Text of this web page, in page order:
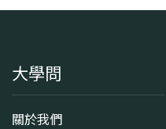
大學問
關於我們